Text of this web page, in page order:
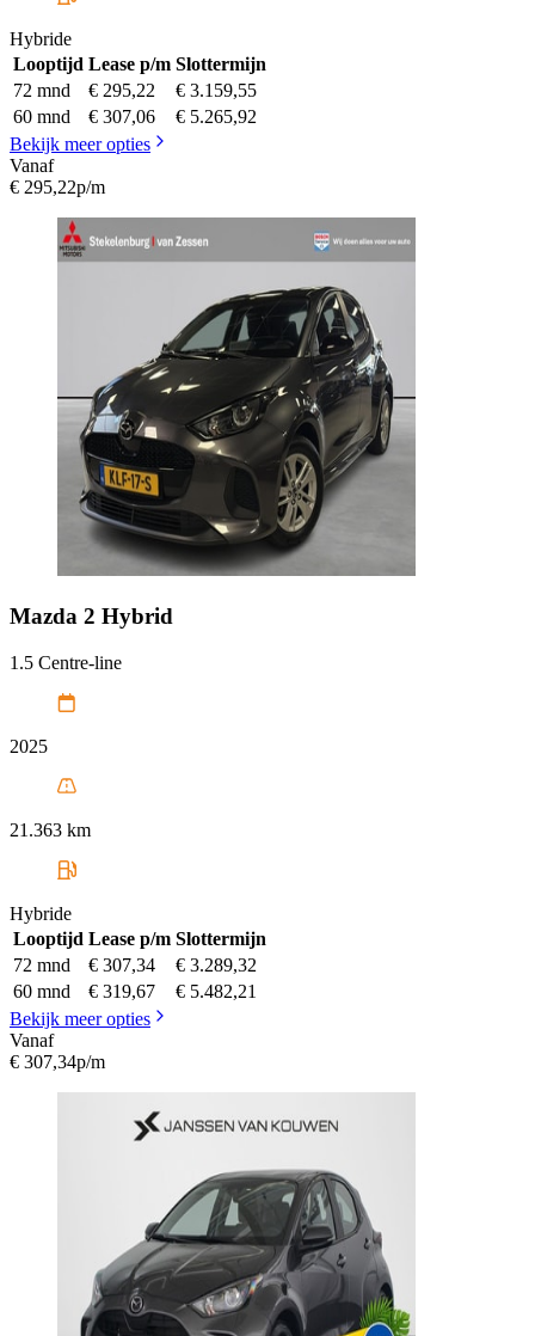
Hybride
Looptijd Lease p/m Slottermijn
72 mnd
€ 295,22
€ 3.159,55
60 mnd
€ 307,06
€ 5.265,92
Bekijk meer opties
Vanaf
€ 295,22p/m
Mazda 2 Hybrid
1.5 Centre-line
2025
21.363 km
Hybride
Looptijd Lease p/m Slottermijn
72 mnd
€ 307,34
€ 3.289,32
60 mnd
€ 319,67
€ 5.482,21
Bekijk meer opties
Vanaf
€ 307,34p/m